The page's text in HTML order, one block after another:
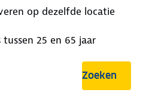
op dezelfde locatie
25 en 65 jaar
Zoeken